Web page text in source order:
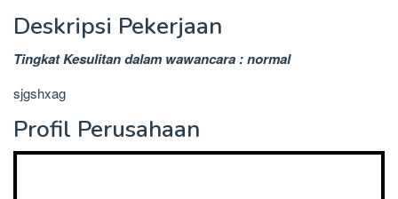
Deskripsi Pekerjaan
Tingkat Kesulitan dalam wawancara : normal
sjgshxag
Profil Perusahaan